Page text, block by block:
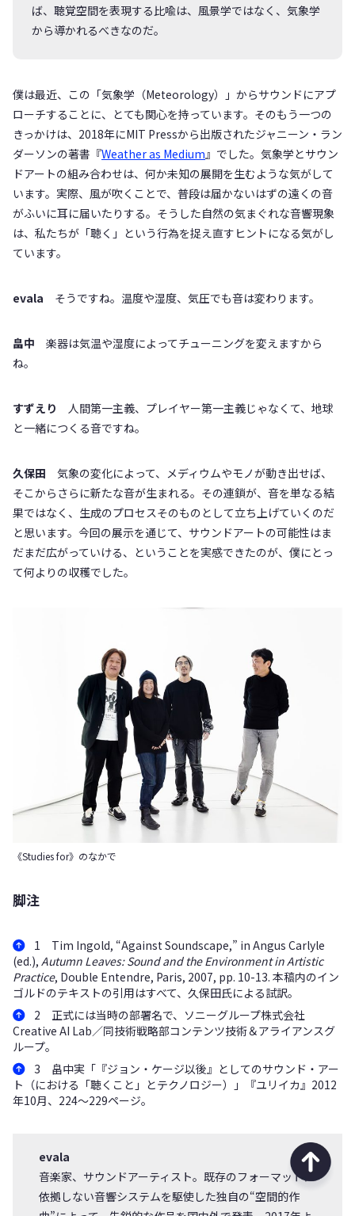
ば、聴覚空間を表現する比喩は、風景学ではなく、気象学
から導かれるべきなのだ。
僕は最近、この「気象学（Meteorology）」からサウンドにアプ
ローチすることに、とても関心を持っています。そのもう一つの
きっかけは、2018年にMIT Pressから出版されたジャニーン・ラン
ダーソンの著書『Weather as Medium 』でした。気象学とサウン
ドアートの組み合わせは、何か未知の展開を生むような気がして
います。実際、風が吹くことで、普段は届かないはずの遠くの音
がふいに耳に届いたりする。そうした自然の気まぐれな音響現象
は、私たちが「聴く」という行為を捉え直すヒントになる気がし
ています。
evala そうですね。温度や湿度、気圧でも音は変わります。
畠中 楽器は気温や湿度によってチューニングを変えますから
ね。
すずえり 人間第一主義、プレイヤー第一主義じゃなくて、地球
と一緒につくる音ですね。
久保田 気象の変化によって、メディウムやモノが動き出せば、
そこからさらに新たな音が生まれる。その連鎖が、音を単なる結
果ではなく、生成のプロセスそのものとして立ち上げていくのだ
と思います。今回の展示を通じて、サウンドアートの可能性はま
だまだ広がっていける、ということを実感できたのが、僕にとっ
て何よりの収穫でした。
《Studies for》のなかで
脚注
1 Tim Ingold, “Against Soundscape,” in Angus Carlyle
(ed.), Autumn Leaves: Sound and the Environment in Artistic
Practice, Double Entendre, Paris, 2007, pp. 10-13. 本稿内のイン
ゴルドのテキストの引用はすべて、久保田氏による試訳。
2 正式には当時の部署名で、ソニーグループ株式会社
Creative AI Lab／同技術戦略部コンテンツ技術＆アライアンスグ
ループ。
3 畠中実「『ジョン・ケージ以後』としてのサウンド・アー
ト（における「聴くこと」とテクノロジー）」『ユリイカ』2012
年10月、224～229ページ。
evala
音楽家、サウンドアーティスト。既存のフォーマットに
依拠しない音響システムを駆使した独自の“空間的作